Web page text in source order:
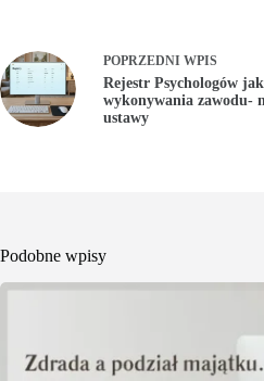
POPRZEDNI WPIS
Rejestr Psychologów
wykonywania zawodu-
ustawy
Podobne wpisy